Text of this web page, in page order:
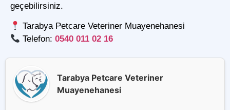
geçebilirsiniz.
Tarabya Petcare Veteriner Muayenehanesi
Telefon:0540 011 02 16
Tarabya Petcare Veteriner
Muayenehanesi